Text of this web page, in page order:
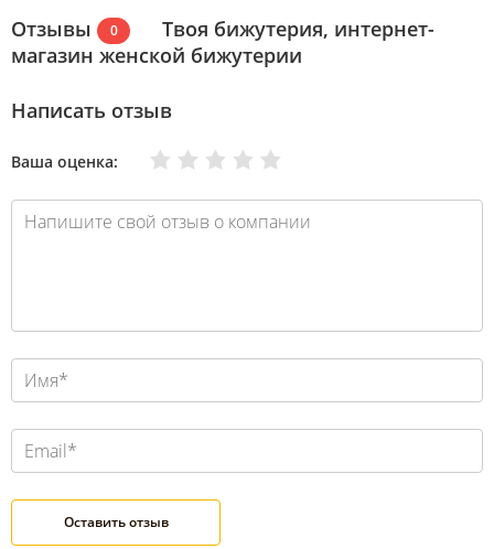
Отзывы 0
Твоя бижутерия, интернет-
магазин женской бижутерии
Написать отзыв
Ваша оценка: Отлично
Хорошо
Нормально
Плохо
Очень плохо